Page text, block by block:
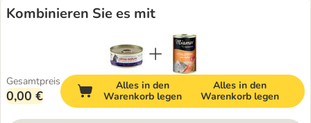
Kombinieren Sie es mit
Gesamtpreis
0,00 €
Alles in den
Warenkorb legen
Alles in den
Warenkorb legen